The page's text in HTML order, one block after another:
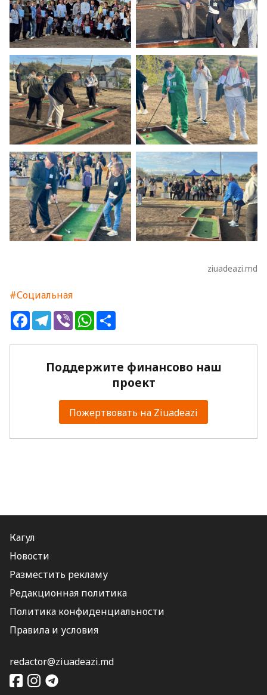
ziuadeazi.md
#Социальная
FacebookTelegram
ViberWhatsApp
Поддержите финансово наш
проект
Пожертвовать на Ziuadeazi
Кагул
Новости
Разместить рекламу
Редакционная политика
Политика конфиденциальности
Правила и условия
redactor@ziuadeazi.md